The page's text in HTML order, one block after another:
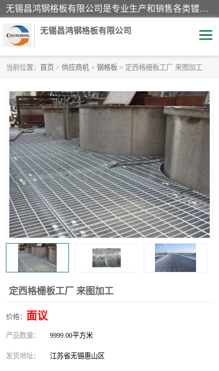
无锡昌鸿钢格板有限公司是专业生产和销售各类镀锌钢格板、镀锌钢格栅、不锈钢钢格及其相关产品的现代化企业。公司产品广泛运用于石油、化工、港口、电力、运输、造纸、医药、钢铁、食品、市政、房地产、制造业等各个领域。
无锡昌鸿钢格板有限公司
当前位置： 首页 > 供应商机 > 钢格板 > 定西格栅板工厂 来图加工
定西格栅板工厂 来图加工
价格： 面议
产品数量： 9999.00平方米
发货地址： 江苏省无锡惠山区
踏步板 水沟盖板
栏杆
齿形钢格板 钢格板
热镀锌钢格板 复合钢格板
钢格栅踏步板 插接钢格板
整流格栅